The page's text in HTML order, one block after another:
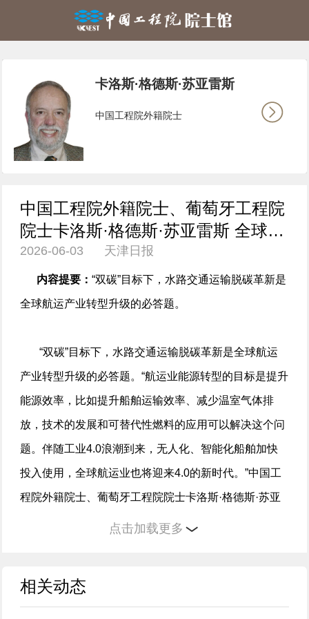
卡洛斯·格德斯·苏亚雷斯
中国工程院外籍院士
中国工程院外籍院士、葡萄牙工程院
院士卡洛斯·格德斯·苏亚雷斯 全球航
运业迎来4.0新时代
2026-06-03 天津日报
内容提要：“双碳”目标下，水路交通运输脱碳革新是
全球航运产业转型升级的必答题。
“双碳”目标下，水路交通运输脱碳革新是全球航运
产业转型升级的必答题。“航运业能源转型的目标是提升
能源效率，比如提升船舶运输效率、减少温室气体排
放，技术的发展和可替代性燃料的应用可以解决这个问
题。伴随工业4.0浪潮到来，无人化、智能化船舶加快
投入使用，全球航运业也将迎来4.0的新时代。”中国工
程院外籍院士、葡萄牙工程院院士卡洛斯·格德斯·苏亚
点击加载更多
相关动态